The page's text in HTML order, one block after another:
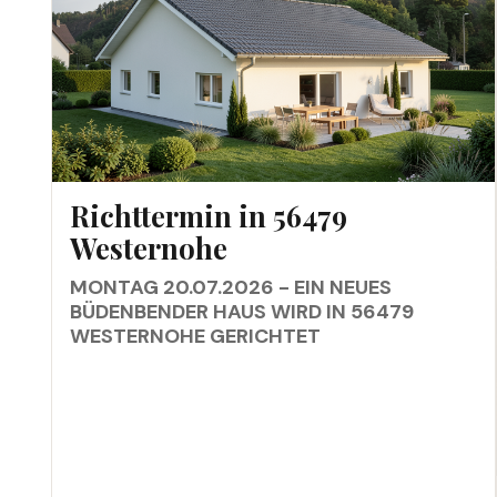
Richttermin in 56479
Westernohe
MONTAG 20.07.2026 - EIN NEUES
BÜDENBENDER HAUS WIRD IN 56479
WESTERNOHE GERICHTET